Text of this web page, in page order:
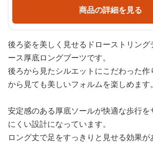
商品の詳細を見る
後ろ姿を美しく見せるドローストリング
ース厚底ロングブーツです。
後ろから見たシルエットにこだわった作
から見ても美しいフォルムを楽しめます。
安定感のある厚底ソールが快適な歩行
にくい設計になっています。
ロング丈で足をすっきりと見せる効果